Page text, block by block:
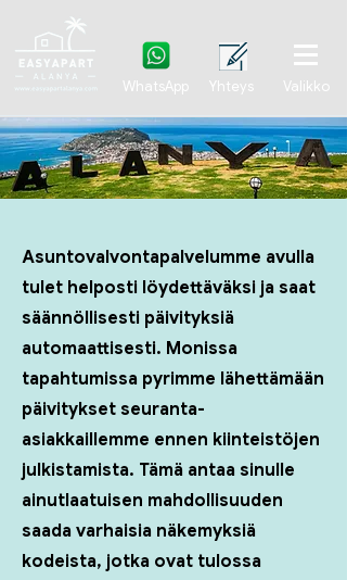
WhatsApp Yhteys Valikko
Asuntovalvontapalvelumme avulla
tulet helposti löydettäväksi ja saat
säännöllisesti päivityksiä
automaattisesti. Monissa
tapahtumissa pyrimme lähettämään
päivitykset seuranta-
asiakkaillemme ennen kiinteistöjen
julkistamista. Tämä antaa sinulle
ainutlaatuisen mahdollisuuden
saada varhaisia näkemyksiä
kodeista, jotka ovat tulossa